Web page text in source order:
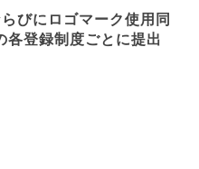
びにロゴマーク使用同
各登録制度ごとに提出